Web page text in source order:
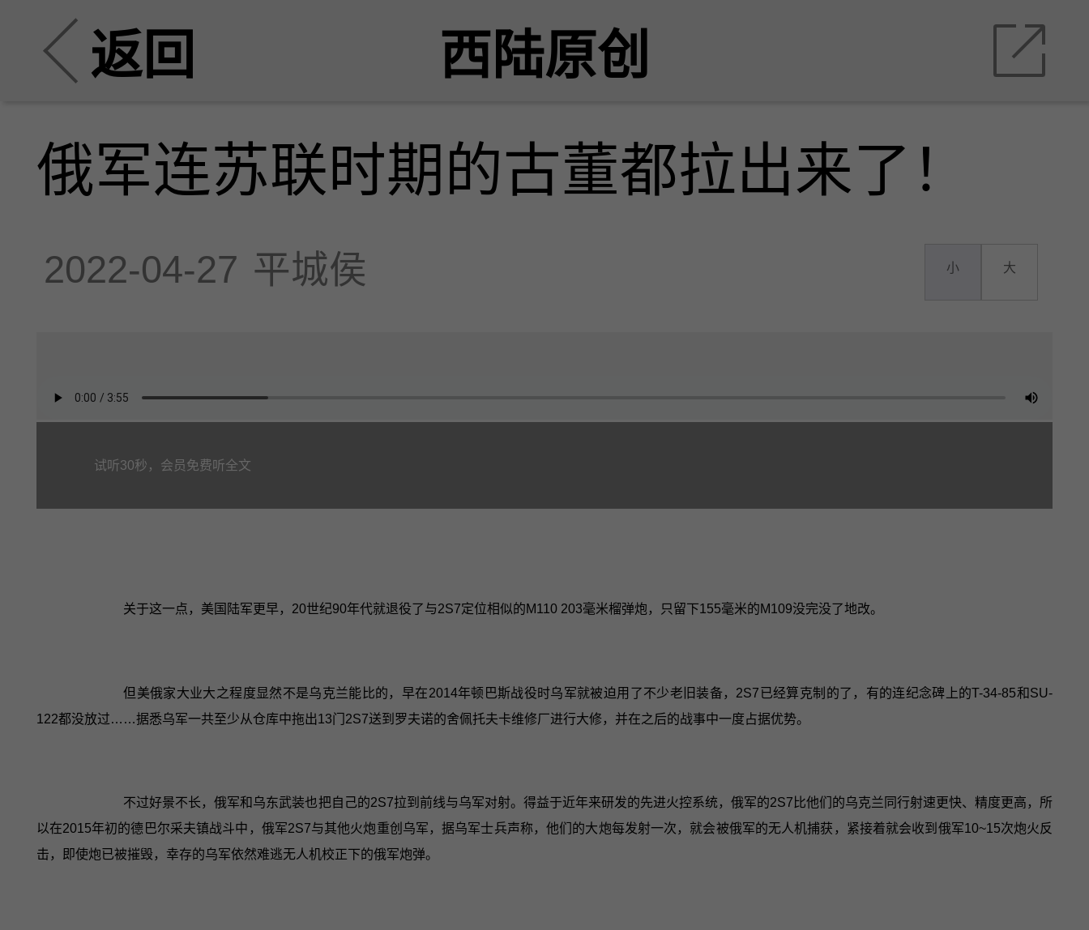
返回 西陆原创
俄军连苏联时期的古董都拉出来了！
2022-04-27 平城侯 小 大
试听30秒，会员免费听全文
关于这一点，美国陆军更早，20世纪90年代就退役了与2S7定位相似的M110 203毫米榴弹炮，只留下155毫米的M109没完没了地改。
但美俄家大业大之程度显然不是乌克兰能比的，早在2014年顿巴斯战役时乌军就被迫用了不少老旧装备，2S7已经算克制的了，有的连纪念碑上的T-34-85和SU-
122都没放过……据悉乌军一共至少从仓库中拖出13门2S7送到罗夫诺的舍佩托夫卡维修厂进行大修，并在之后的战事中一度占据优势。
不过好景不长，俄军和乌东武装也把自己的2S7拉到前线与乌军对射。得益于近年来研发的先进火控系统，俄军的2S7比他们的乌克兰同行射速更快、精度更高，所
以在2015年初的德巴尔采夫镇战斗中，俄军2S7与其他火炮重创乌军，据乌军士兵声称，他们的大炮每发射一次，就会被俄军的无人机捕获，紧接着就会收到俄军10~15次炮火反
击，即使炮已被摧毁，幸存的乌军依然难逃无人机校正下的俄军炮弹。